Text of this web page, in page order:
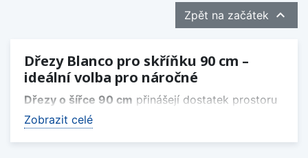
Zpět na začátek 
Zobrazit celé
Dřezy Blanco pro skříňku 90 cm –
ideální volba pro náročné
Dřezy o šířce 90 cm přinášejí dostatek prostoru
pro pohodlnou manipulaci s nádobím i
příslušenstvím. Hodí se do velkých kuchyní, kde